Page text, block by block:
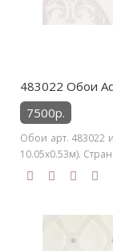
483022 Обои
7500р.
Обои арт. 483022
10.05х0.53м).